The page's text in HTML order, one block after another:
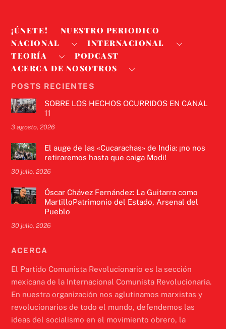
¡ÚNETE!
NUESTRO PERIODICO
NACIONAL
INTERNACIONAL
TEORÍA
PODCAST
ACERCA DE NOSOTROS
POSTS RECIENTES
SOBRE LOS HECHOS OCURRIDOS EN CANAL
11
3 agosto, 2026
El auge de las «Cucarachas» de India: ¡no nos
retiraremos hasta que caiga Modi!
30 julio, 2026
Óscar Chávez Fernández: La Guitarra como
MartilloPatrimonio del Estado, Arsenal del
Pueblo
30 julio, 2026
ACERCA
El Partido Comunista Revolucionario es la sección
mexicana de la Internacional Comunista Revolucionaria.
En nuestra organización nos aglutinamos marxistas y
revolucionarios de todo el mundo, defendemos las
ideas del socialismo en el movimiento obrero, la